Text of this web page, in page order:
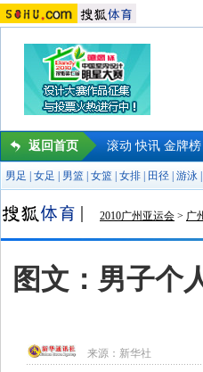
返回首页 滚动 快讯 金牌榜
男足 女足 男篮 女篮 女排 田径 游泳
2010广州亚运会 > 广
图文：男子个
来源： 新华社